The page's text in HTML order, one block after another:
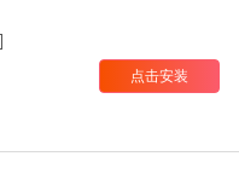
点击安装